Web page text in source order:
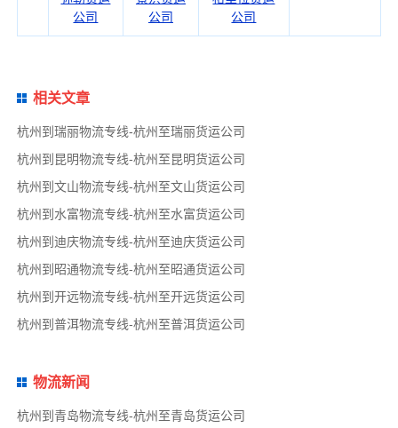
公司
公司
公司
相关文章
杭州到瑞丽物流专线-杭州至瑞丽货运公司
杭州到昆明物流专线-杭州至昆明货运公司
杭州到文山物流专线-杭州至文山货运公司
杭州到水富物流专线-杭州至水富货运公司
杭州到迪庆物流专线-杭州至迪庆货运公司
杭州到昭通物流专线-杭州至昭通货运公司
杭州到开远物流专线-杭州至开远货运公司
杭州到普洱物流专线-杭州至普洱货运公司
物流新闻
杭州到青岛物流专线-杭州至青岛货运公司